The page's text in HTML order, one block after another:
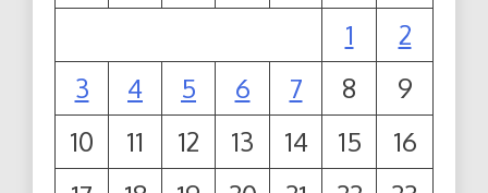
1
2
3
4 5 6 7 8
9
10
11 12 13 14 15
16